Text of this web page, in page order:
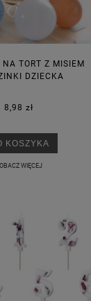
TORT Z MISIEM
DZIECKA
8,98 zł
KOSZYKA
WIĘCEJ